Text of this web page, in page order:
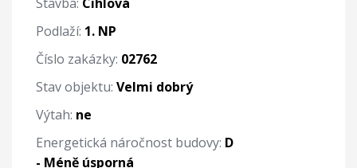
Podlaží: 1. NP
Číslo zakázky: 02762
Stav objektu: Velmi dobrý
Výtah: ne
Energetická náročnost budovy: D
- Méně úsporná